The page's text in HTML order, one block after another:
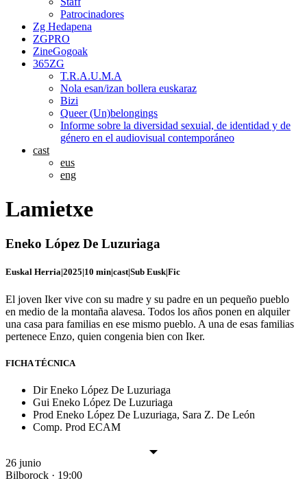
Patrocinadores
Zg Hedapena
ZGPRO
ZineGogoak
365ZG
T.R.A.U.M.A
Nola esan/izan bollera euskaraz
Bizi
Queer (Un)belongings
Informe sobre la diversidad sexuial, de identidad y de
género en el audiovisual contemporáneo
cast
eus
eng
Lamietxe
Eneko López De Luzuriaga
Euskal Herria|2025|10 min|cast|Sub Eusk|Fic
El joven Iker vive con su madre y su padre en un pequeño pueblo
en medio de la montaña alavesa. Todos los años ponen en alquiler
una casa para familias en ese mismo pueblo. A una de esas familias
pertenece Enzo, quien congenia bien con Iker.
FICHA TÉCNICA
DirEneko López De Luzuriaga
Gui Eneko López De Luzuriaga
Prod Eneko López De Luzuriaga, Sara Z. De León
Comp. Prod ECAM
26 junio
Bilborock · 19:00